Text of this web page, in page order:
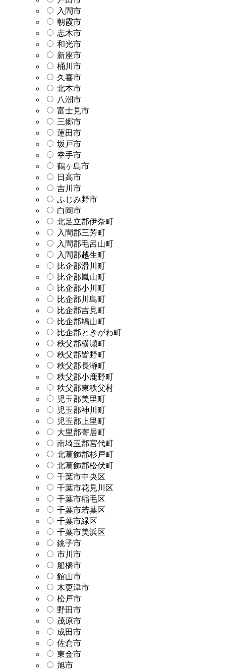
入間市
朝霞市
志木市
和光市
新座市
桶川市
久喜市
北本市
八潮市
富士見市
三郷市
蓮田市
坂戸市
幸手市
鶴ヶ島市
日高市
吉川市
ふじみ野市
白岡市
北足立郡伊奈町
入間郡三芳町
入間郡毛呂山町
入間郡越生町
比企郡滑川町
比企郡嵐山町
比企郡小川町
比企郡川島町
比企郡吉見町
比企郡鳩山町
比企郡ときがわ町
秩父郡横瀬町
秩父郡皆野町
秩父郡長瀞町
秩父郡小鹿野町
秩父郡東秩父村
児玉郡美里町
児玉郡神川町
児玉郡上里町
大里郡寄居町
南埼玉郡宮代町
北葛飾郡杉戸町
北葛飾郡松伏町
千葉市中央区
千葉市花見川区
千葉市稲毛区
千葉市若葉区
千葉市緑区
千葉市美浜区
銚子市
市川市
船橋市
館山市
木更津市
松戸市
野田市
茂原市
成田市
佐倉市
東金市
旭市